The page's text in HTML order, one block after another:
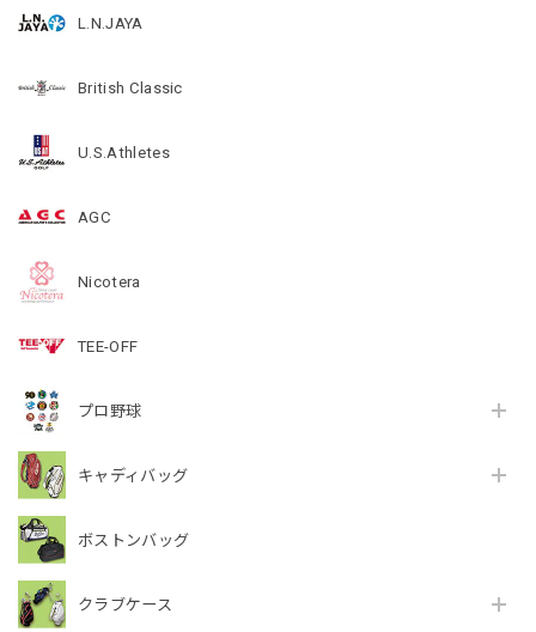
L.N.JAYA
British Classic
U.S.Athletes
AGC
Nicotera
TEE-OFF
プロ野球
キャディバッグ
ボストンバッグ
クラブケース